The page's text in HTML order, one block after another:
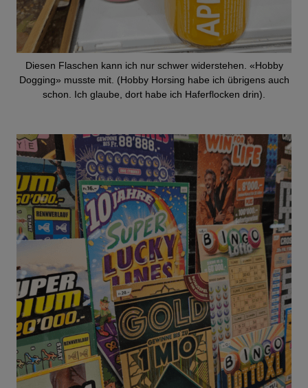
Diesen Flaschen kann ich nur schwer widerstehen. «Hobby
Dogging» musste mit. (Hobby Horsing habe ich übrigens auch
schon. Ich glaube, dort habe ich Haferflocken drin).